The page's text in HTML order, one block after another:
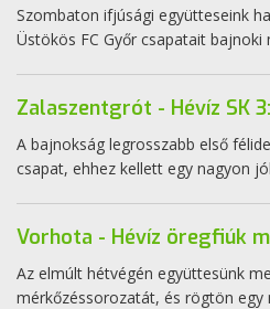
Szombaton ifjúsági együtteseink
Üstökös FC Győr csapatait bajnoki
Zalaszentgrót - Hévíz SK
A bajnokság legrosszabb első
csapat, ehhez kellett egy nagyon
Vorhota - Hévíz öregfiúk
Az elmúlt hétvégén együttesünk
mérkőzéssorozatát, és rögtön egy